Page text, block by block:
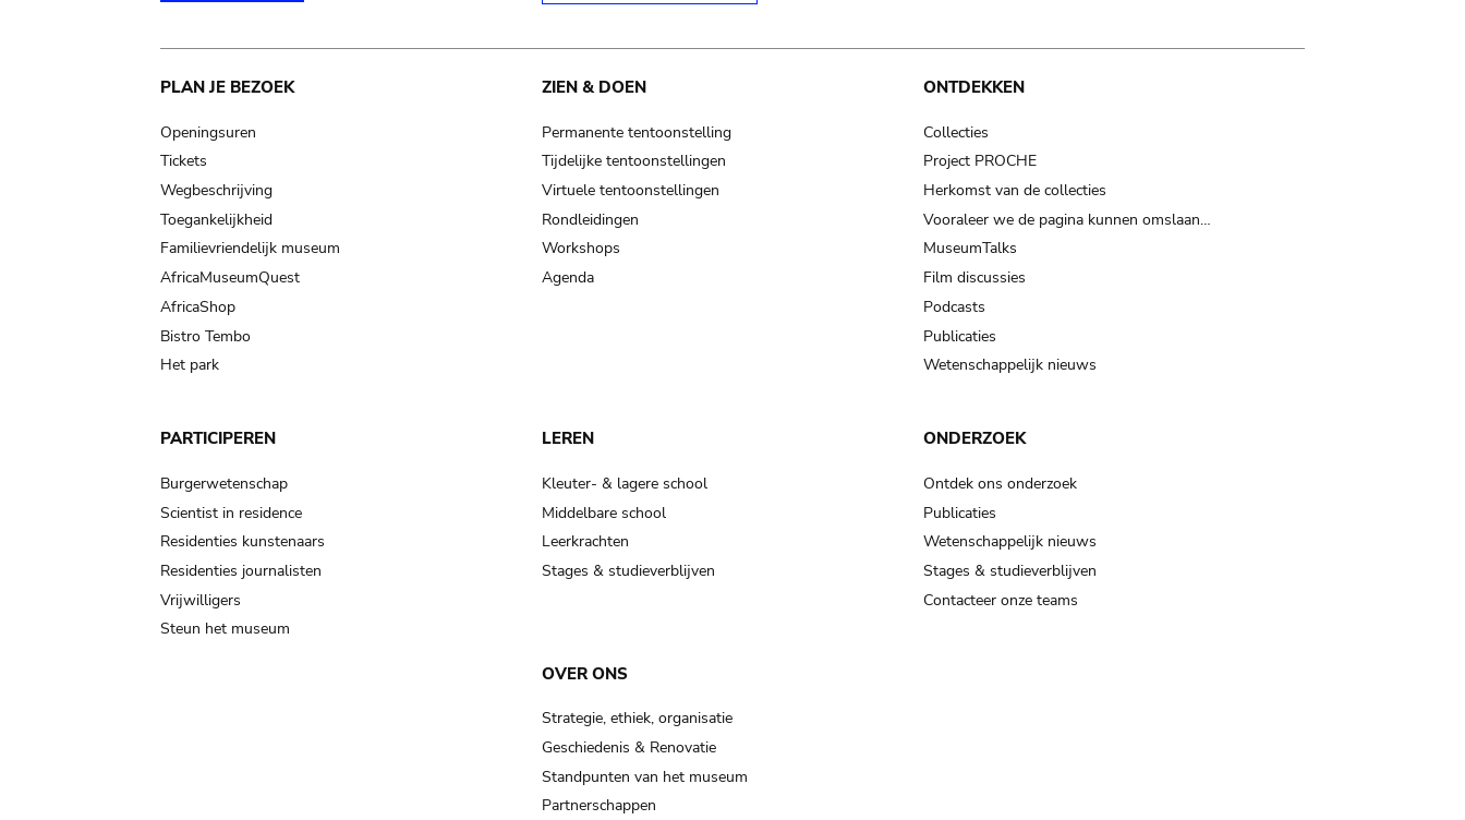
Main
navigation
PLAN JE BEZOEK
Openingsuren
Tickets
Wegbeschrijving
Toegankelijkheid
Familievriendelijk museum
AfricaMuseumQuest
AfricaShop
Bistro Tembo
Het park
ZIEN & DOEN
Permanente tentoonstelling
Tijdelijke tentoonstellingen
Virtuele tentoonstellingen
Rondleidingen
Workshops
Agenda
ONTDEKKEN
Collecties
Project PROCHE
Herkomst van de collecties
Vooraleer we de pagina kunnen omslaan…
MuseumTalks
Film discussies
Podcasts
Publicaties
Wetenschappelijk nieuws
PARTICIPEREN
Burgerwetenschap
Scientist in residence
Residenties kunstenaars
Residenties journalisten
Vrijwilligers
Steun het museum
LEREN
Kleuter- & lagere school
Middelbare school
Leerkrachten
Stages & studieverblijven
ONDERZOEK
Ontdek ons onderzoek
Publicaties
Wetenschappelijk nieuws
Stages & studieverblijven
Contacteer onze teams
OVER ONS
Strategie, ethiek, organisatie
Geschiedenis & Renovatie
Standpunten van het museum
Partnerschappen